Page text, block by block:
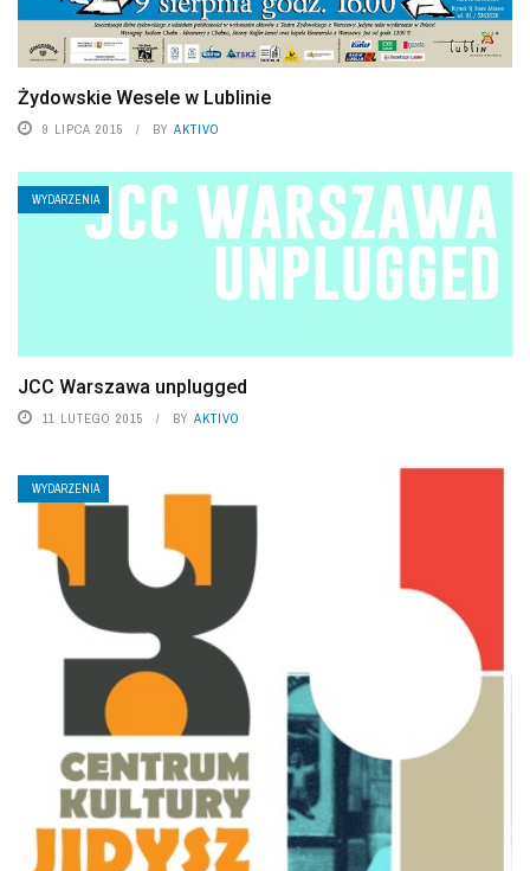
Żydowskie Wesele w Lublinie
9 LIPCA 2015 BY AKTIVO
WYDARZENIA
JCC Warszawa unplugged
11 LUTEGO 2015 BY AKTIVO
WYDARZENIA